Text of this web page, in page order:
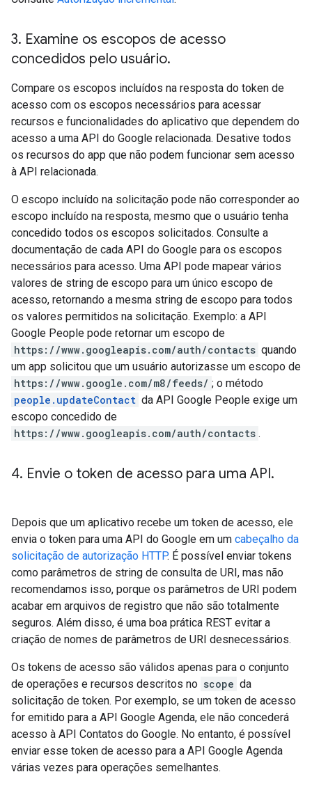
3. Examine os escopos de acesso
concedidos pelo usuário.
Compare os escopos incluídos na resposta do token de
acesso com os escopos necessários para acessar
recursos e funcionalidades do aplicativo que dependem do
acesso a uma API do Google relacionada. Desative todos
os recursos do app que não podem funcionar sem acesso
à API relacionada.
O escopo incluído na solicitação pode não corresponder ao
escopo incluído na resposta, mesmo que o usuário tenha
concedido todos os escopos solicitados. Consulte a
documentação de cada API do Google para os escopos
necessários para acesso. Uma API pode mapear vários
valores de string de escopo para um único escopo de
acesso, retornando a mesma string de escopo para todos
os valores permitidos na solicitação. Exemplo: a API
Google People pode retornar um escopo de
https://www.googleapis.com/auth/contacts quando
um app solicitou que um usuário autorizasse um escopo de
https://www.google.com/m8/feeds/ ; o método
people.updateContact da API Google People exige um
escopo concedido de
https://www.googleapis.com/auth/contacts .
4. Envie o token de acesso para uma API.
Depois que um aplicativo recebe um token de acesso, ele
envia o token para uma API do Google em um cabeçalho da
solicitação de autorização HTTP. É possível enviar tokens
como parâmetros de string de consulta de URI, mas não
recomendamos isso, porque os parâmetros de URI podem
acabar em arquivos de registro que não são totalmente
seguros. Além disso, é uma boa prática REST evitar a
criação de nomes de parâmetros de URI desnecessários.
Os tokens de acesso são válidos apenas para o conjunto
de operações e recursos descritos no scope da
solicitação de token. Por exemplo, se um token de acesso
for emitido para a API Google Agenda, ele não concederá
acesso à API Contatos do Google. No entanto, é possível
enviar esse token de acesso para a API Google Agenda
várias vezes para operações semelhantes.